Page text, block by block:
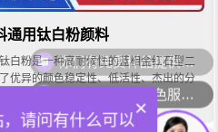
通用钛白粉颜料
白粉是一种高耐候性的蓝相金红石型二
优异的颜色稳定性、低活性、杰出的分
能使它成为许多塑...
你们可以提供配色服务吗？
×
请问有什么可以